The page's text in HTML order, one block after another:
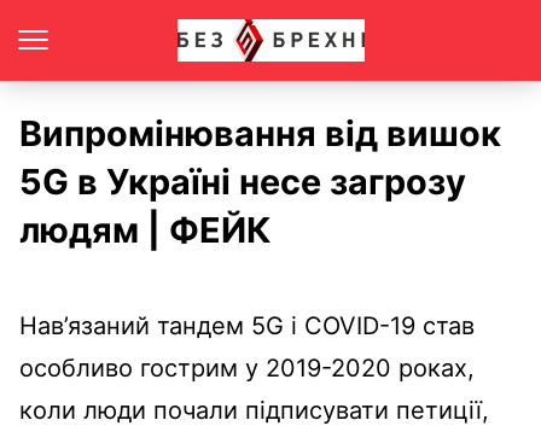
Випромінювання від вишок
5G в Україні несе загрозу
людям | ФЕЙК
Нав’язаний тандем 5G і COVID-19 став
особливо гострим у 2019-2020 роках,
коли люди почали підписувати петиції,